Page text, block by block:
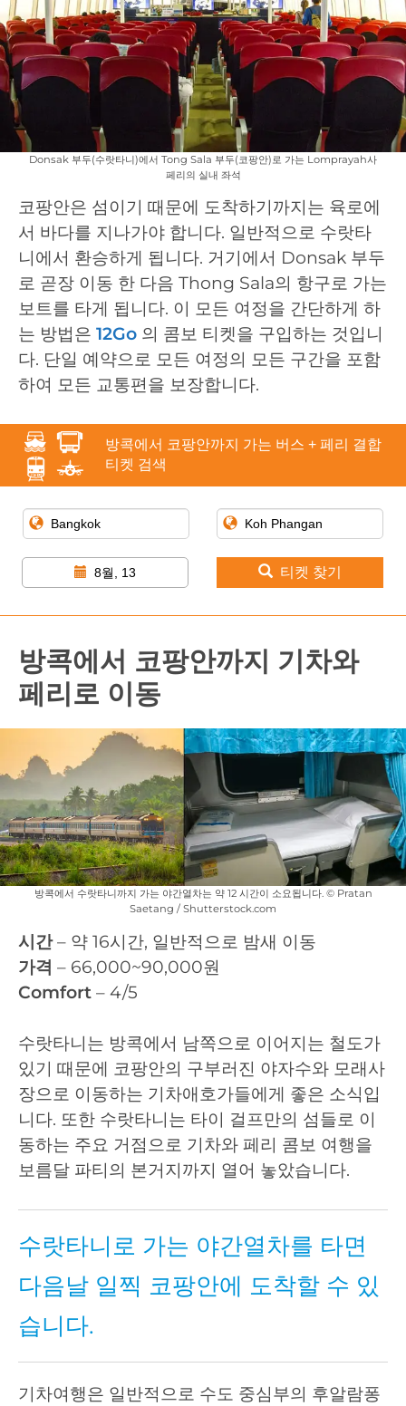
Donsak 부두(수랏타니)에서 Tong Sala 부두(코팡안)로 가는 Lomprayah사
페리의 실내 좌석
코팡안은 섬이기 때문에 도착하기까지는 육로에
서 바다를 지나가야 합니다. 일반적으로 수랏타
니에서 환승하게 됩니다. 거기에서 Donsak 부두
로 곧장 이동 한 다음 Thong Sala의 항구로 가는
보트를 타게 됩니다. 이 모든 여정을 간단하게 하
는 방법은 12Go 의 콤보 티켓을 구입하는 것입니
다. 단일 예약으로 모든 여정의 모든 구간을 포함
하여 모든 교통편을 보장합니다.
방콕에서 코팡안까지 가는 버스 + 페리 결합
티켓 검색
8월, 13 티켓 찾기
방콕에서 코팡안까지 기차와
페리로 이동
방콕에서 수랏타니까지 가는 야간열차는 약 12 시간이 소요됩니다. © Pratan
Saetang / Shutterstock.com
시간– 약 16시간, 일반적으로 밤새 이동
가격 – 66,000~90,000원
Comfort – 4/5
수랏타니는 방콕에서 남쪽으로 이어지는 철도가
있기 때문에 코팡안의 구부러진 야자수와 모래사
장으로 이동하는 기차애호가들에게 좋은 소식입
니다. 또한 수랏타니는 타이 걸프만의 섬들로 이
동하는 주요 거점으로 기차와 페리 콤보 여행을
보름달 파티의 본거지까지 열어 놓았습니다.
수랏타니로 가는 야간열차를 타면
다음날 일찍 코팡안에 도착할 수 있
습니다.
기차여행은 일반적으로 수도 중심부의 후알람퐁